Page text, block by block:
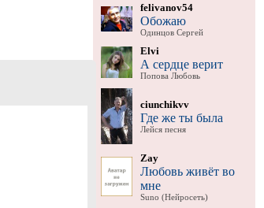
felivanov54
Обожаю
Одинцов Сергей
Elvi
А сердце верит
Попова Любовь
ciunchikvv
Где же ты была
Лейся песня
Zay
Любовь живёт во
мне
Suno (Нейросеть)